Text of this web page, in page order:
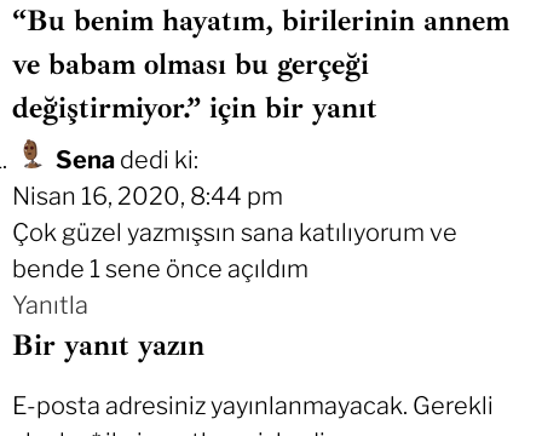
“Bu benim hayatım, birilerinin annem
ve babam olması bu gerçeği
değiştirmiyor.” için bir yanıt
Sena dedi ki:
Nisan 16, 2020, 8:44 pm
Çok güzel yazmışsın sana katılıyorum ve
bende 1 sene önce açıldım
Yanıtla
Bir yanıt yazın
E-posta adresiniz yayınlanmayacak. Gerekli